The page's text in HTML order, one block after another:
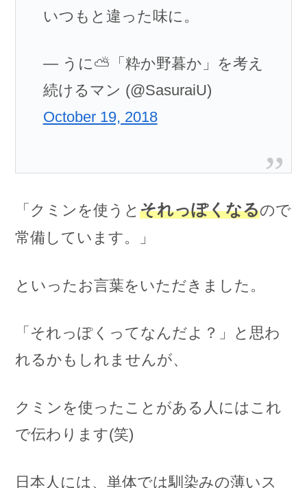
いつもと違った味に。
— うに⛅「粋か野暮か」を考え
続けるマン (@SasuraiU)
October 19, 2018
「クミンを使うと それっぽくなるので
常備しています。」
といったお言葉をいただきました。
「それっぽくってなんだよ？」と思わ
れるかもしれませんが、
クミンを使ったことがある人にはこれ
で伝わります(笑)
日本人には、単体では馴染みの薄いス